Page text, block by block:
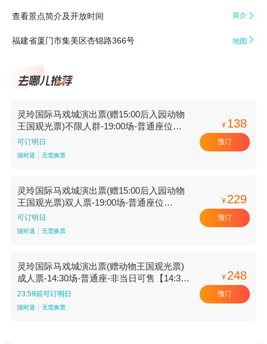
查看景点简介及开放时间 简介 
福建省厦门市集美区杏锦路366号 地图 
灵玲国际马戏城演出票(赠15:00后入园动物
王国观光票)不限人群-19:00场-普通座位
【19:00场 普通座位】
可订明日
随时退 无需换票
¥ 138
预订
灵玲国际马戏城演出票(赠15:00后入园动物
王国观光票)双人票-19:00场-普通座位
【19:00场 普通座位】
可订明日
随时退 无需换票
¥ 229
预订
灵玲国际马戏城演出票(赠动物王国观光票)
成人票-14:30场-普通座-非当日可售【14:30
场 普通座】
23:59前可订明日
随时退 无需换票
¥ 248
预订